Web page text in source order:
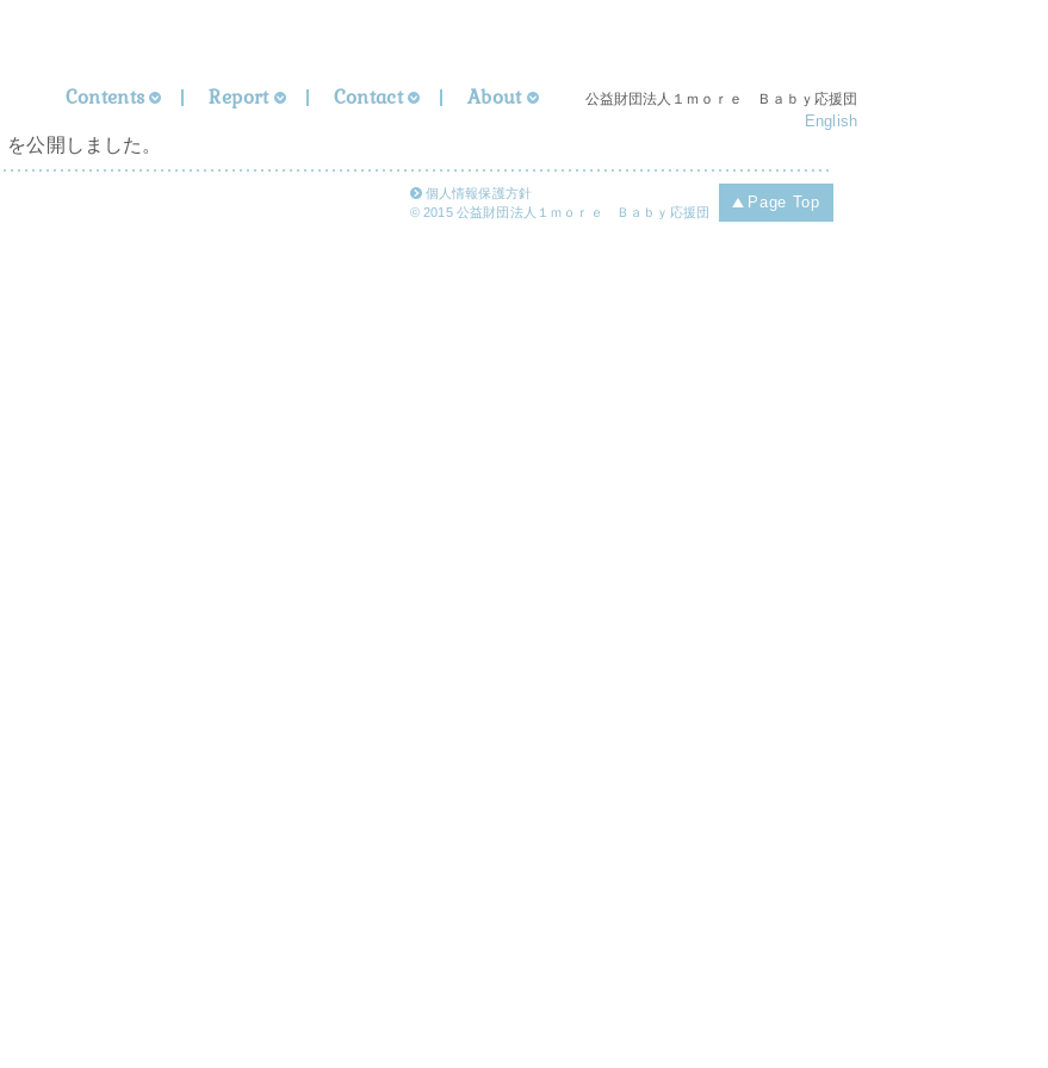
Contents Report Contact About 公益財団法人１ｍｏｒｅ Ｂａｂｙ応援団
English
公開しました。
個人情報保護方針
© 2015 公益財団法人１ｍｏｒｅ Ｂａｂｙ応援団
Page Top